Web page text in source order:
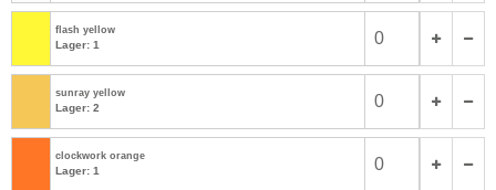
flash yellow
Lager: 1
sunray yellow
Lager: 2
clockwork orange
Lager: 1